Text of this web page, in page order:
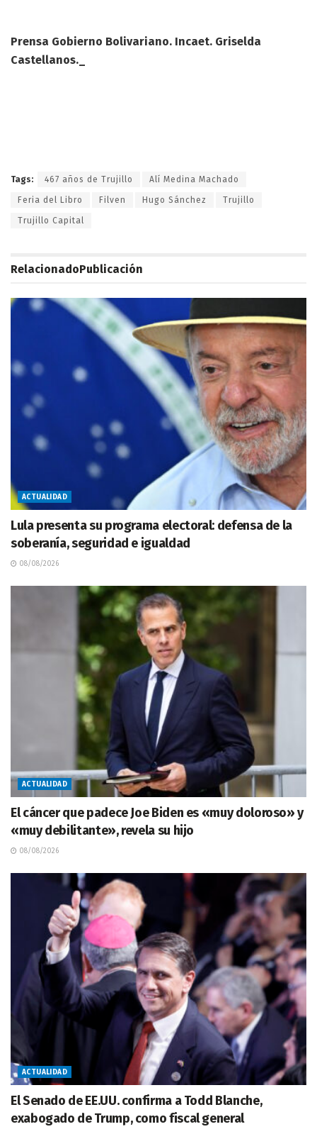
Prensa Gobierno Bolivariano. Incaet. Griselda
Castellanos._
Tags: 467 años de Trujillo Alí Medina Machado
Feria del Libro Filven Hugo Sánchez Trujillo
Trujillo Capital
RelacionadoPublicación
ACTUALIDAD
Lula presenta su programa electoral: defensa de la
soberanía, seguridad e igualdad
08/08/2026
ACTUALIDAD
El cáncer que padece Joe Biden es «muy doloroso» y
«muy debilitante», revela su hijo
08/08/2026
ACTUALIDAD
El Senado de EE.UU. confirma a Todd Blanche,
exabogado de Trump, como fiscal general